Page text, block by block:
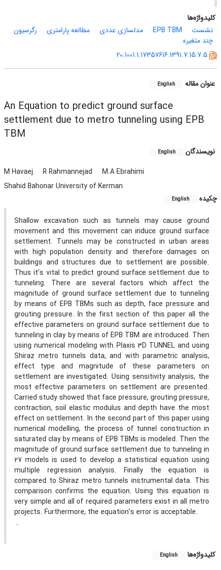
کلیدواژه‌ها
نشست
EPB TBM مدل­سازی عددی مطالعه پارامتری
رگرسیون
چند متغیره
20.1001.1.17357616.1391.7.15.7.5
عنوان مقاله English
An Equation to predict ground surface
settlement due to metro tunneling using EPB
TBM
نویسندگان English
M Havaej R Rahmannejad
M.A Ebrahimi
Shahid Bahonar University of Kerman
چکیده
English
Shallow excavation such as tunnels may cause ground
movement and this movement can induce ground surface
settlement. Tunnels may be constructed in urban areas
with high population density and therefore damages on
buildings and structures due to settlement are possible.
Thus it’s vital to predict ground surface settlement due to
tunneling. There are several factors which affect the
magnitude of ground surface settlement due to tunneling
by means of EPB TBMs such as depth, face pressure and
grouting pressure. In the first section of this paper all the
effective parameters on ground surface settlement due to
tunneling in clay by means of EPB TBM are introduced. Then
using numerical modeling with Plaxis 3D TUNNEL and using
Shiraz metro tunnels data, and with parametric analysis,
effect type and magnitude of these parameters on
settlement are investigated. Using sensitivity analysis, the
most effective parameters on settlement are presented.
Carried study showed that face pressure, grouting pressure,
contraction, soil elastic modulus and depth have the most
effect on settlement. In the second part of this paper using
numerical modelling, the process of tunnel construction in
saturated clay by means of EPB TBMs is modeled. Then the
magnitude of ground surface settlement due to tunneling in
27 models is used to develop a statistical equation using
multiple regression analysis. Finally the equation is
compared to Shiraz metro tunnels instrumental data. This
comparison confirms the equation. Using this equation is
very simple and all of required parameters exist in all metro
projects. Furthermore, the equation’s error is acceptable.
.
کلیدواژه‌ها English